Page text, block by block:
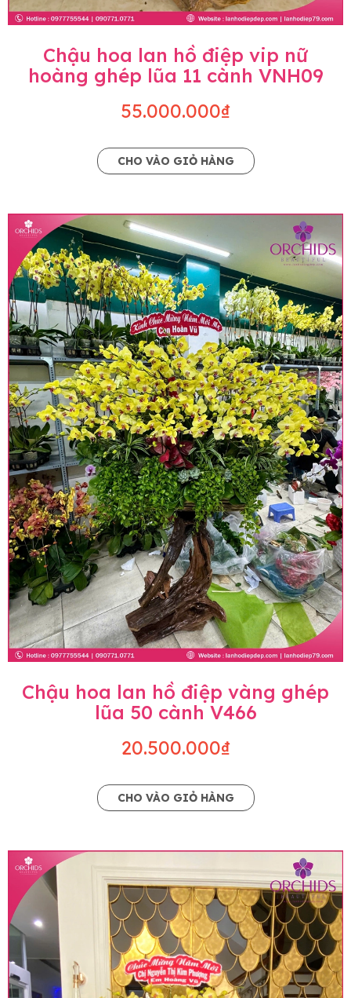
Chậu hoa lan hồ điệp vip nữ
hoàng ghép lũa 11 cành VNH09
55.000.000₫
CHO VÀO GIỎ HÀNG
Chậu hoa lan hồ điệp vàng ghép
lũa 50 cành V466
20.500.000₫
CHO VÀO GIỎ HÀNG